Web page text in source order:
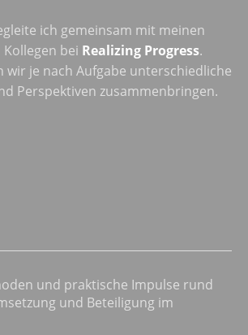
ich gemeinsam mit meinen
bei Realizing Progress.
wir je nach Aufgabe unterschiedliche
Perspektiven zusammenbringen.
und praktische Impulse rund
und Beteiligung im